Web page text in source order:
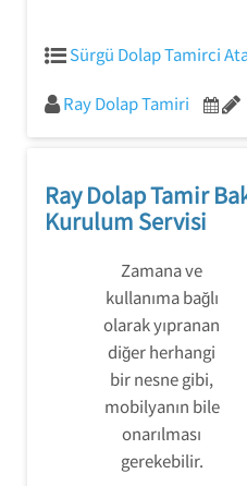
Sürgü Dolap Tamirci
Ray Dolap Tamiri
Ray Dolap Tamir
Kurulum Servisi
Zamana ve
kullanıma bağlı
olarak yıpranan
diğer herhangi
bir nesne gibi,
mobilyanın bile
onarılması
gerekebilir.